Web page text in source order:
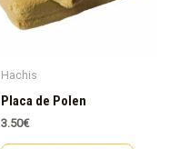
Hachis
Placa de Polen
3.50€